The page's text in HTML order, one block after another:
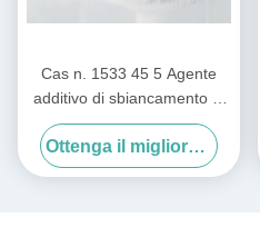
Cas n. 1533 45 5 Agente
additivo di sbiancamento di
materie plastiche Agente
ausiliario chimico utilizzato
per migliorare la luminosità e
Ottenga il migliore prezzo